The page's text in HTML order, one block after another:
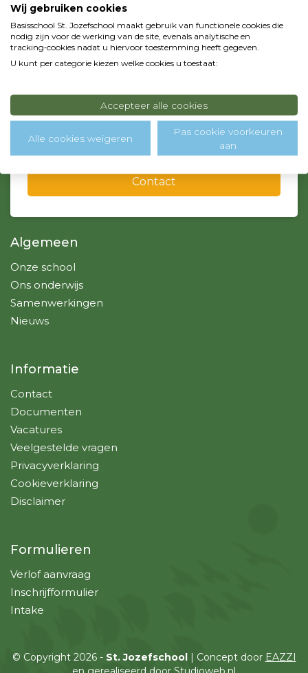
1131 DZ Volendam
Postadres
p/a Zonnebloemstraat 42
1131 WV Volendam
Over ons
Contact
Algemeen
Onze school
Ons onderwijs
Samenwerkingen
Nieuws
Informatie
Contact
Documenten
Vacatures
Veelgestelde vragen
Privacyverklaring
Cookieverklaring
Disclaimer
Formulieren
Verlof aanvraag
Inschrijfformulier
Intake
© Copyright 2026 - St. Jozefschool| Concept door EAZZI
Wij gebruiken cookies
Basisschool St. Jozefschool maakt gebruik van functionele cookies die
nodig zijn voor de werking van de site, evenals analytische en
tracking‑cookies nadat u hiervoor toestemming heeft gegeven.
U kunt per categorie kiezen welke cookies u toestaat:
Accepteer alle cookies
Alle cookies weigeren
Pas cookie voorkeuren
aan